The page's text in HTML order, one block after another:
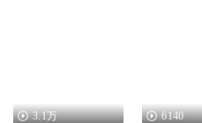
3.1万 6140